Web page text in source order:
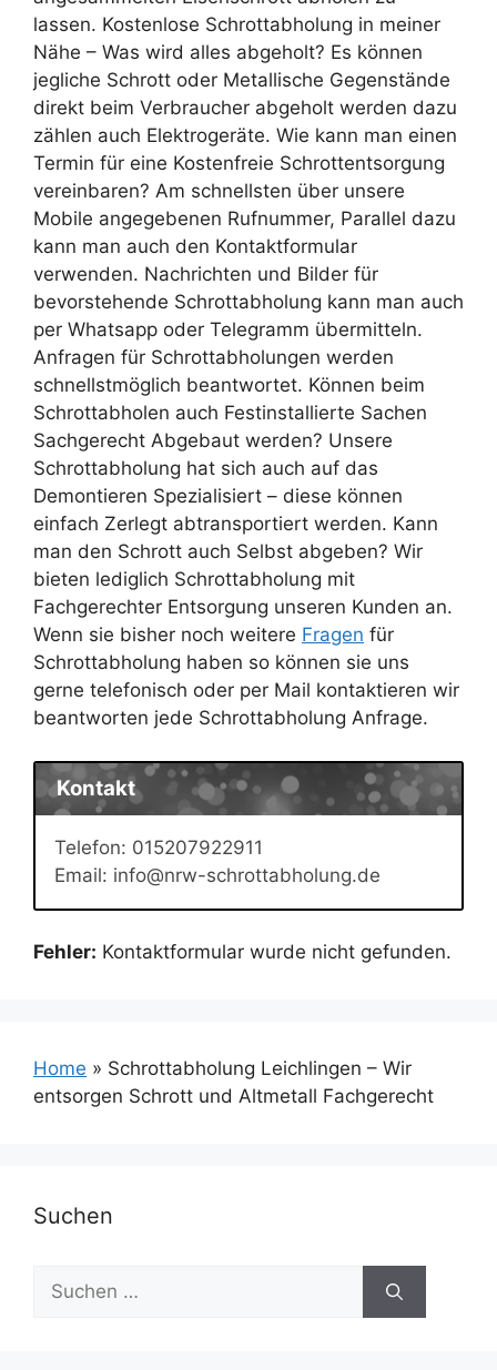
lassen. Kostenlose Schrottabholung in meiner
Nähe – Was wird alles abgeholt? Es können
jegliche Schrott oder Metallische Gegenstände
direkt beim Verbraucher abgeholt werden dazu
zählen auch Elektrogeräte. Wie kann man einen
Termin für eine Kostenfreie Schrottentsorgung
vereinbaren? Am schnellsten über unsere
Mobile angegebenen Rufnummer, Parallel dazu
kann man auch den Kontaktformular
verwenden. Nachrichten und Bilder für
bevorstehende Schrottabholung kann man auch
per Whatsapp oder Telegramm übermitteln.
Anfragen für Schrottabholungen werden
schnellstmöglich beantwortet. Können beim
Schrottabholen auch Festinstallierte Sachen
Sachgerecht Abgebaut werden? Unsere
Schrottabholung hat sich auch auf das
Demontieren Spezialisiert – diese können
einfach Zerlegt abtransportiert werden. Kann
man den Schrott auch Selbst abgeben? Wir
bieten lediglich Schrottabholung mit
Fachgerechter Entsorgung unseren Kunden an.
Wenn sie bisher noch weitere Fragen für
Schrottabholung haben so können sie uns
gerne telefonisch oder per Mail kontaktieren wir
beantworten jede Schrottabholung Anfrage.
Kontakt
Telefon: 015207922911
Email: info@nrw-schrottabholung.de
Fehler: Kontaktformular wurde nicht gefunden.
Home » Schrottabholung Leichlingen – Wir
entsorgen Schrott und Altmetall Fachgerecht
Suchen
Suchen
nach: